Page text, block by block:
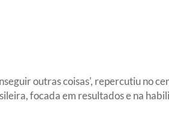
outras coisas', repercutiu no
focada em resultados e na